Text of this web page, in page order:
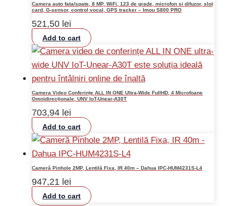
Camera auto fata/spate, 8 MP, WiFi, 123 de grade, microfon si difuzor, slot
card, G-sensor, control vocal, GPS tracker – Imou S800 PRO
521,50 lei
Add to cart
Camera Video Conferințe ALL IN ONE Ultra-Wide FullHD, 4 Microfoane
Omnidirecționale, UNV IoT-Unear-A30T
703,94 lei
Add to cart
Cameră Pinhole 2MP, Lentilă Fixa, IR 40m – Dahua IPC-HUM4231S-L4
947,21 lei
Add to cart